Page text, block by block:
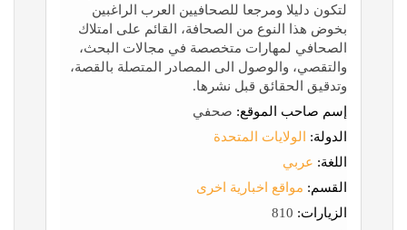
لتكون دليلا ومرجعا للصحافيين العرب الراغبين
بخوض هذا النوع من الصحافة، القائم على امتلاك
الصحافي لمهارات متخصصة في مجالات البحث،
والتقصي، والوصول الى المصادر المتصلة بالقصة،
وتدقيق الحقائق قبل نشرها.
إسم صاحب الموقع: صحفي
الدولة:
الولايات المتحدة
اللغة: عربي
القسم: مواقع اخبارية اخرى
الزيارات: